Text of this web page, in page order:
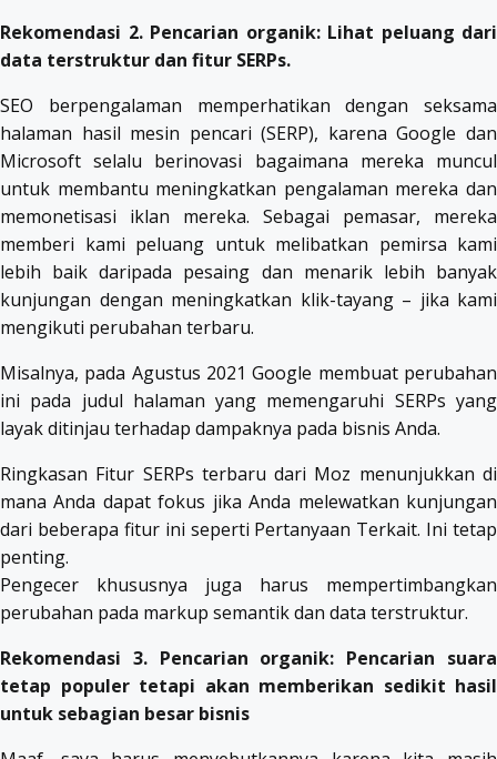
Rekomendasi 2. Pencarian organik: Lihat peluang dari
data terstruktur dan fitur SERPs.
SEO berpengalaman memperhatikan dengan seksama
halaman hasil mesin pencari (SERP), karena Google dan
Microsoft selalu berinovasi bagaimana mereka muncul
untuk membantu meningkatkan pengalaman mereka dan
memonetisasi iklan mereka. Sebagai pemasar, mereka
memberi kami peluang untuk melibatkan pemirsa kami
lebih baik daripada pesaing dan menarik lebih banyak
kunjungan dengan meningkatkan klik-tayang – jika kami
mengikuti perubahan terbaru.
Misalnya, pada Agustus 2021 Google membuat perubahan
ini pada judul halaman yang memengaruhi SERPs yang
layak ditinjau terhadap dampaknya pada bisnis Anda.
Ringkasan Fitur SERPs terbaru dari Moz menunjukkan di
mana Anda dapat fokus jika Anda melewatkan kunjungan
dari beberapa fitur ini seperti Pertanyaan Terkait. Ini tetap
penting.
Pengecer khususnya juga harus mempertimbangkan
perubahan pada markup semantik dan data terstruktur.
Rekomendasi 3. Pencarian organik: Pencarian suara
tetap populer tetapi akan memberikan sedikit hasil
untuk sebagian besar bisnis